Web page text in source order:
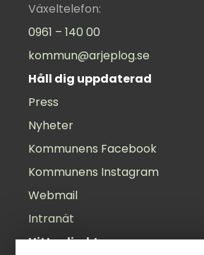
Växeltelefon:
0961 – 140 00
kommun@arjeplog.se
Håll dig uppdaterad
Press
Nyheter
Kommunens Facebook
Kommunens Instagram
Webmail
Intranät
Hitta direkt